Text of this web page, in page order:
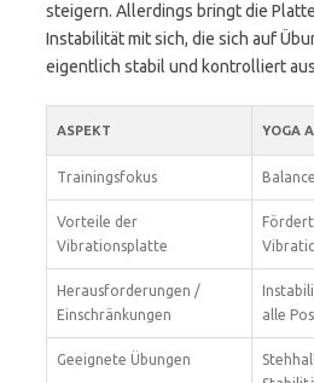
steigern. Allerdings bringt die
Instabilität mit sich, die sich auf
eigentlich stabil und kontrolliert
ASPEKT YOGA
Trainingsfokus
Vorteile der
Vibrationsplatte
Herausforderungen /
Einschränkungen
alle
Geeignete Übungen